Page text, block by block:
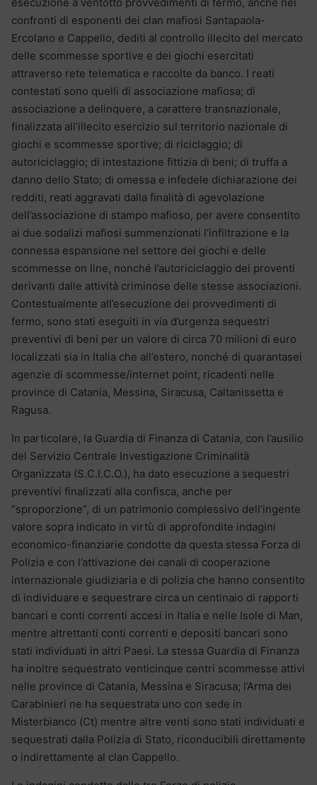
confronti di esponenti dei clan mafiosi Santapaola-
Ercolano e Cappello, dediti al controllo illecito del mercato
delle scommesse sportive e dei giochi esercitati
attraverso rete telematica e raccolte da banco. I reati
contestati sono quelli di associazione mafiosa; di
associazione a delinquere, a carattere transnazionale,
finalizzata all’illecito esercizio sul territorio nazionale di
giochi e scommesse sportive; di riciclaggio; di
autoriciclaggio; di intestazione fittizia di beni; di truffa a
danno dello Stato; di omessa e infedele dichiarazione dei
redditi, reati aggravati dalla finalità di agevolazione
dell’associazione di stampo mafioso, per avere consentito
ai due sodalizi mafiosi summenzionati l’infiltrazione e la
connessa espansione nel settore dei giochi e delle
scommesse on line, nonché l’autoriciclaggio dei proventi
derivanti dalle attività criminose delle stesse associazioni.
Contestualmente all’esecuzione dei provvedimenti di
fermo, sono stati eseguiti in via d’urgenza sequestri
preventivi di beni per un valore di circa 70 milioni di euro
localizzati sia in Italia che all’estero, nonché di quarantasei
agenzie di scommesse/internet point, ricadenti nelle
province di Catania, Messina, Siracusa, Caltanissetta e
Ragusa.
In particolare, la Guardia di Finanza di Catania, con l’ausilio
del Servizio Centrale Investigazione Criminalità
Organizzata (S.C.I.C.O.), ha dato esecuzione a sequestri
preventivi finalizzati alla confisca, anche per
“sproporzione”, di un patrimonio complessivo dell’ingente
valore sopra indicato in virtù di approfondite indagini
economico-finanziarie condotte da questa stessa Forza di
Polizia e con l’attivazione dei canali di cooperazione
internazionale giudiziaria e di polizia che hanno consentito
di individuare e sequestrare circa un centinaio di rapporti
bancari e conti correnti accesi in Italia e nelle Isole di Man,
mentre altrettanti conti correnti e depositi bancari sono
stati individuati in altri Paesi. La stessa Guardia di Finanza
ha inoltre sequestrato venticinque centri scommesse attivi
nelle province di Catania, Messina e Siracusa; l’Arma dei
Carabinieri ne ha sequestrata uno con sede in
Misterbianco (Ct) mentre altre venti sono stati individuati e
sequestrati dalla Polizia di Stato, riconducibili direttamente
o indirettamente al clan Cappello.